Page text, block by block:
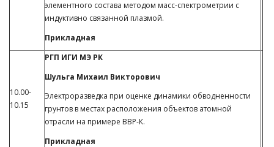
элементного состава методом масс-спектрометрии с
индуктивно связанной плазмой.
Прикладная
10.00-
10.15
РГП ИГИ МЭ РК
Шульга Михаил Викторович
Электроразведка при оценке динамики обводненности
грунтов в местах расположения объектов атомной
отрасли на примере ВВР-К.
Прикладная